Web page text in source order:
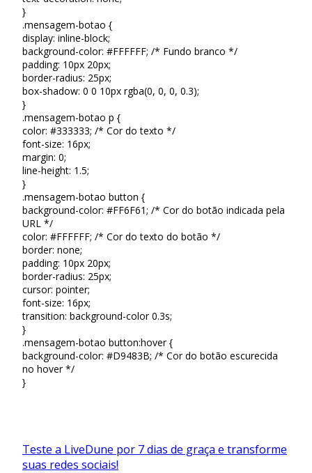
}
.mensagem-botao {
display: inline-block;
background-color: #FFFFFF; /* Fundo branco */
padding: 10px 20px;
border-radius: 25px;
box-shadow: 0 0 10px rgba(0, 0, 0, 0.3);
}
.mensagem-botao p {
color: #333333; /* Cor do texto */
font-size: 16px;
margin: 0;
line-height: 1.5;
}
.mensagem-botao button {
background-color: #FF6F61; /* Cor do botão indicada pela
URL */
color: #FFFFFF; /* Cor do texto do botão */
border: none;
padding: 10px 20px;
border-radius: 25px;
cursor: pointer;
font-size: 16px;
transition: background-color 0.3s;
}
.mensagem-botao button:hover {
background-color: #D9483B; /* Cor do botão escurecida
no hover */
}
Teste a LiveDune por 7 dias de graça e transforme
suas redes sociais!